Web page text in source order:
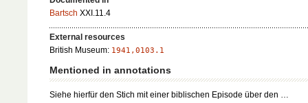
Bartsch XXI.11.4
External resources
British Museum: 1941,0103.1
Mentioned in annotations
Siehe hierfür den Stich mit einer biblischen Episode über den …